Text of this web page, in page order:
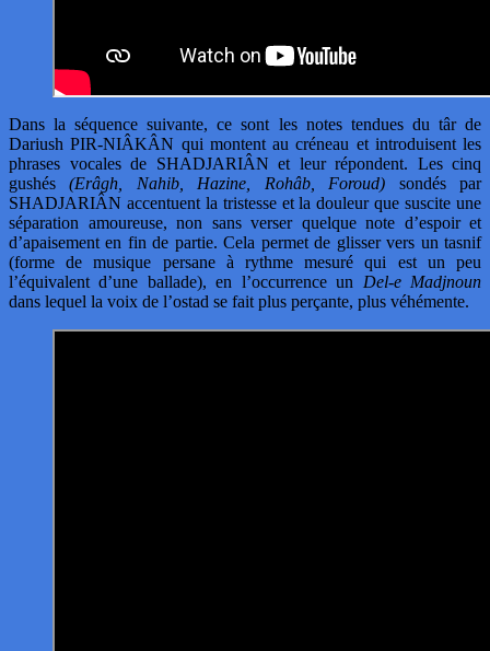
Dans la séquence suivante, ce sont les notes tendues du târ de
Dariush PIR-NIÂKÂN qui montent au créneau et introduisent les
phrases vocales de SHADJARIÂN et leur répondent. Les cinq
gushés(Erâgh, Nahib, Hazine, Rohâb, Foroud) sondés par
SHADJARIÂN accentuent la tristesse et la douleur que suscite une
séparation amoureuse, non sans verser quelque note d’espoir et
d’apaisement en fin de partie. Cela permet de glisser vers un tasnif
(forme de musique persane à rythme mesuré qui est un peu
l’équivalent d’une ballade), en l’occurrence un Del-e Madjnoun
dans lequel la voix de l’ostad se fait plus perçante, plus véhémente.